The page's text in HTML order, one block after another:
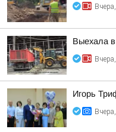
Выехала
Игорь